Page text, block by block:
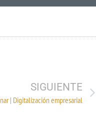
SIGUIENTE
| Digitalización empresarial